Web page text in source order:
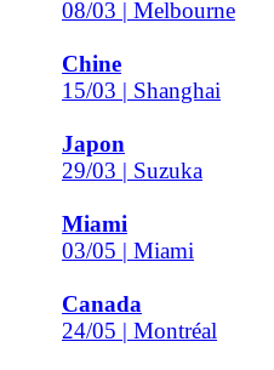
08/03 | Melbourne
Chine
15/03 | Shanghai
Japon
29/03 | Suzuka
Miami
03/05 | Miami
Canada
24/05 | Montréal